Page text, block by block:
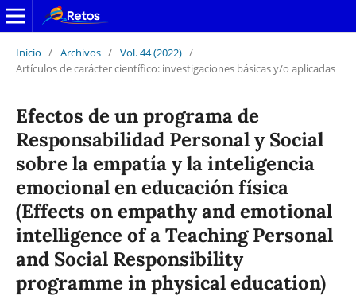
Inicio / Archivos / Vol. 44 (2022) /
Artículos de carácter científico: investigaciones básicas y/o aplicadas
Efectos de un programa de
Responsabilidad Personal y Social
sobre la empatía y la inteligencia
emocional en educación física
(Effects on empathy and emotional
intelligence of a Teaching Personal
and Social Responsibility
programme in physical education)